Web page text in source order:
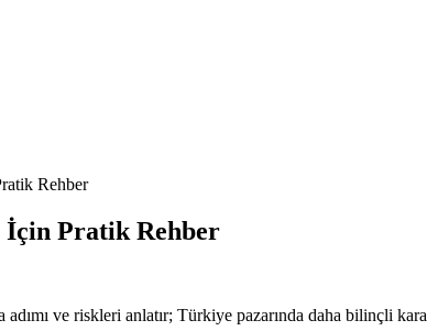
Rehber
Pratik Rehber
ve riskleri anlatır; Türkiye pazarında daha bilinçli